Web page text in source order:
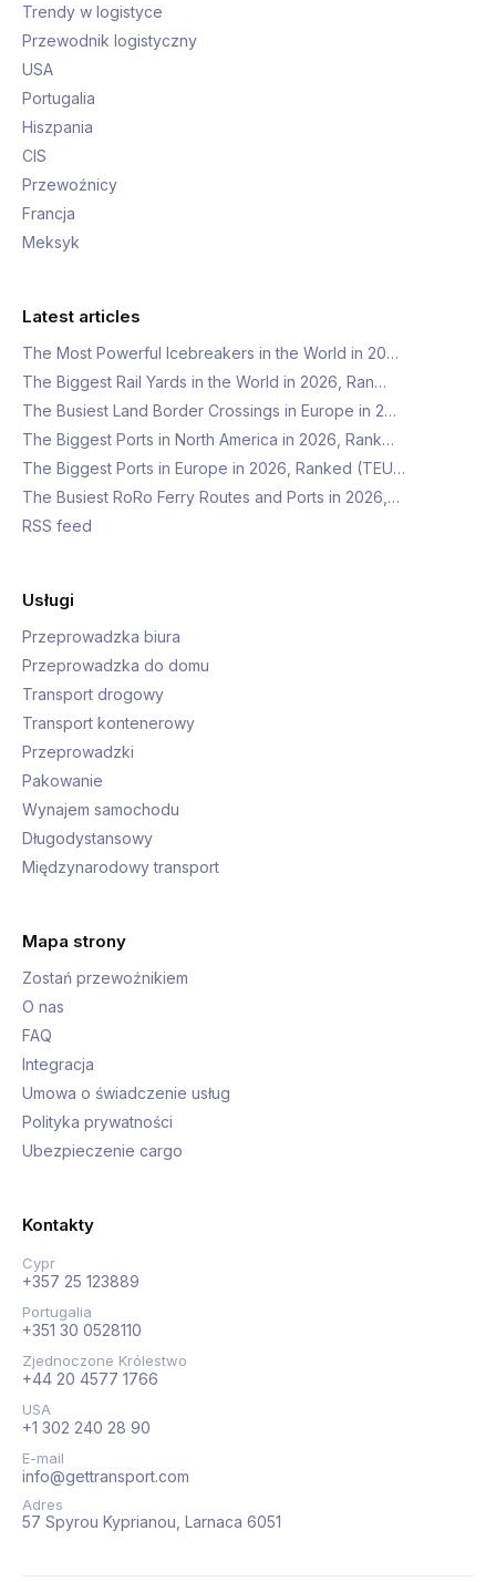
Trendy w logistyce
Przewodnik logistyczny
USA
Portugalia
Hiszpania
CIS
Przewoźnicy
Francja
Meksyk
Latest articles
The Most Powerful Icebreakers in the World in 20…
The Biggest Rail Yards in the World in 2026, Ran…
The Busiest Land Border Crossings in Europe in 2…
The Biggest Ports in North America in 2026, Rank…
The Biggest Ports in Europe in 2026, Ranked (TEU…
The Busiest RoRo Ferry Routes and Ports in 2026,…
RSS feed
Usługi
Przeprowadzka biura
Przeprowadzka do domu
Transport drogowy
Transport kontenerowy
Przeprowadzki
Pakowanie
Wynajem samochodu
Długodystansowy
Międzynarodowy transport
Mapa strony
Zostań przewoźnikiem
O nas
FAQ
Integracja
Umowa o świadczenie usług
Polityka prywatności
Ubezpieczenie cargo
Kontakty
Cypr
+357 25 123889
Portugalia
+351 30 0528110
Zjednoczone Królestwo
+44 20 4577 1766
USA
+1 302 240 28 90
E-mail
info@gettransport.com
Adres
57 Spyrou Kyprianou, Larnaca 6051